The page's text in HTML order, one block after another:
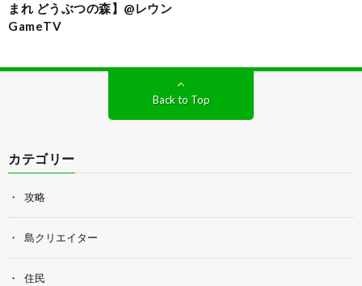
まれ どうぶつの森】@レウン
GameTV
Back to Top
カテゴリー
攻略
島クリエイター
住民